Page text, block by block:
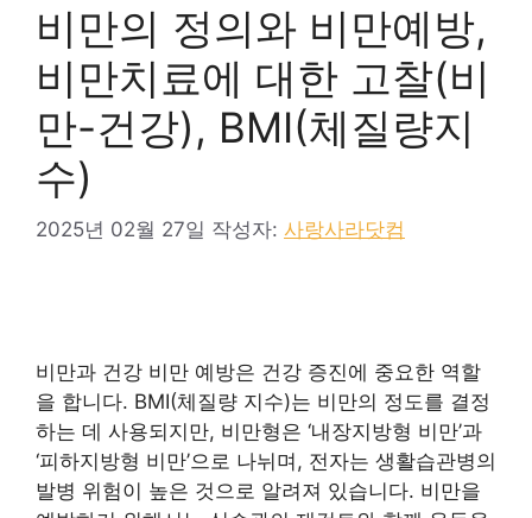
비만의 정의와 비만예방,
비만치료에 대한 고찰(비
만-건강), BMI(체질량지
수)
2025년 02월 27일 작성자: 사랑사라닷컴
비만과 건강 비만 예방은 건강 증진에 중요한 역할
을 합니다. BMI(체질량 지수)는 비만의 정도를 결정
하는 데 사용되지만, 비만형은 ‘내장지방형 비만’과
‘피하지방형 비만’으로 나뉘며, 전자는 생활습관병의
발병 위험이 높은 것으로 알려져 있습니다. 비만을